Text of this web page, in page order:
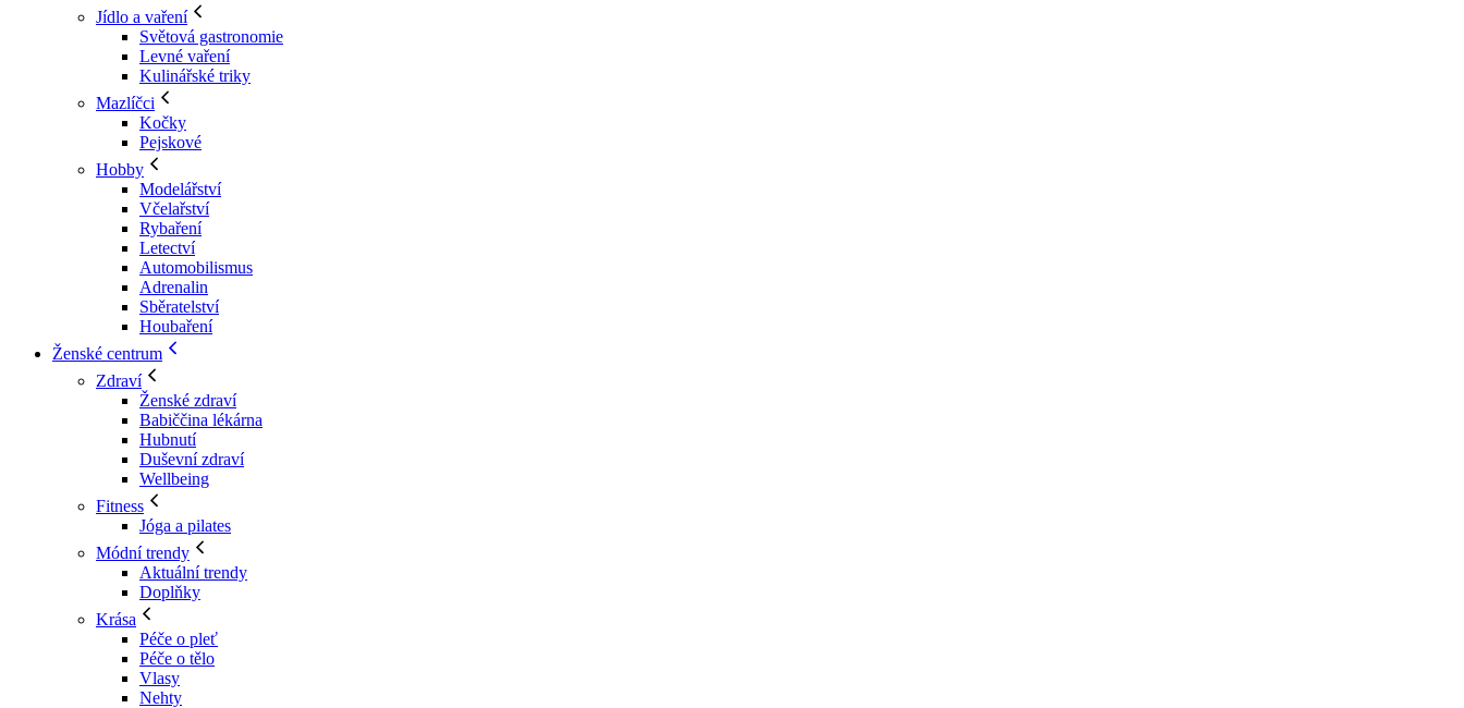
Jídlo a vaření
Světová gastronomie
Levné vaření
Kulinářské triky
Mazlíčci
Kočky
Pejskové
Hobby
Modelářství
Včelařství
Rybaření
Letectví
Automobilismus
Adrenalin
Sběratelství
Houbaření
Ženské centrum
Zdraví
Ženské zdraví
Babiččina lékárna
Hubnutí
Duševní zdraví
Wellbeing
Fitness
Jóga a pilates
Módní trendy
Aktuální trendy
Doplňky
Krása
Péče o pleť
Péče o tělo
Vlasy
Nehty